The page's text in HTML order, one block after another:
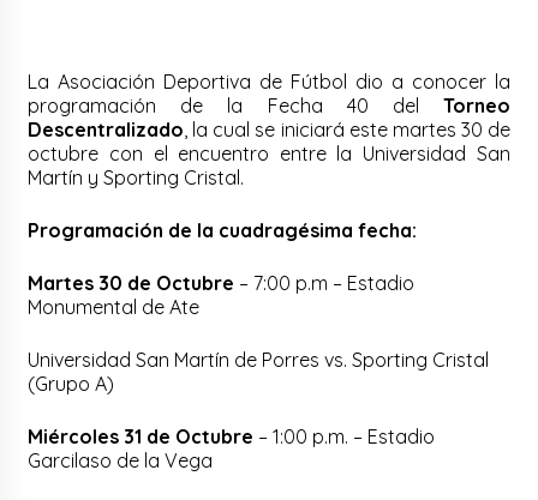
La Asociación Deportiva de Fútbol dio a conocer la
programación de la Fecha 40 del Torneo
Descentralizado, la cual se iniciará este martes 30 de
octubre con el encuentro entre la Universidad San
Martín y Sporting Cristal.
Programación de la cuadragésima fecha:
Martes 30 de Octubre – 7:00 p.m – Estadio
Monumental de Ate
Universidad San Martín de Porres vs. Sporting Cristal
(Grupo A)
Miércoles 31 de Octubre – 1:00 p.m. – Estadio
Garcilaso de la Vega